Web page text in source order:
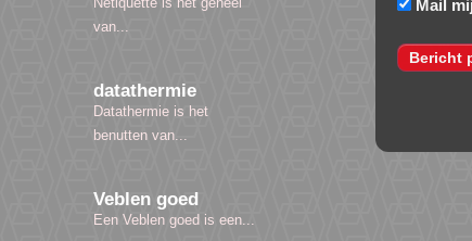
van...
datathermie
Datathermie is het
benutten van...
Veblen goed
Een Veblen goed is een...
Mail